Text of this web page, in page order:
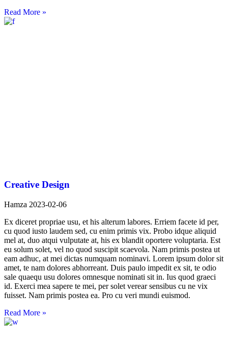
Read More »
Creative Design
Hamza 2023-02-06
Ex diceret propriae usu, et his alterum labores. Erriem facete id per,
cu quod iusto laudem sed, cu enim primis vix. Probo idque aliquid
mel at, duo atqui vulputate at, his ex blandit oportere voluptaria. Est
eu solum solet, vel no quod suscipit scaevola. Nam primis postea ut
eam adhuc, at mei dictas numquam nominavi. Lorem ipsum dolor sit
amet, te nam dolores abhorreant. Duis paulo impedit ex sit, te odio
sale quaequ usu dolores omnesque nominati sit in. Ius quod graeci
id. Exerci mea sapere te mei, per solet verear sensibus cu ne vix
fuisset. Nam primis postea ea. Pro cu veri mundi euismod.
Read More »